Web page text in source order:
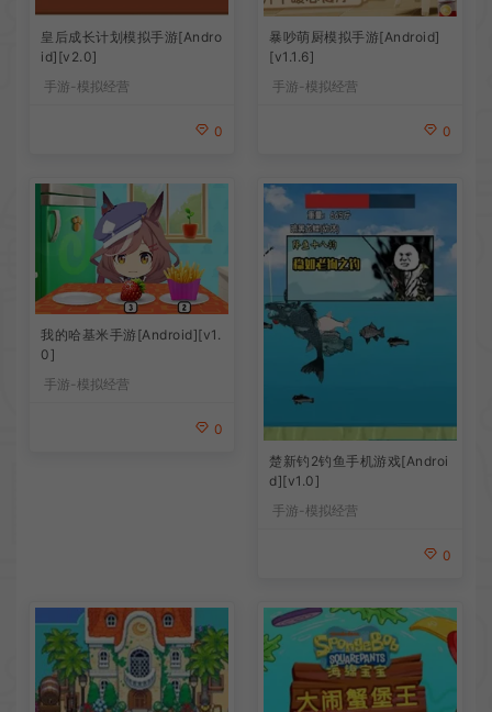
皇后成长计划模拟手游[Andro
id][v2.0]
手游-模拟经营
0
暴吵萌厨模拟手游[Android]
[v1.1.6]
手游-模拟经营
0
我的哈基米手游[Android][v1.
0]
手游-模拟经营
0
楚新钓2钓鱼手机游戏[Androi
d][v1.0]
手游-模拟经营
0